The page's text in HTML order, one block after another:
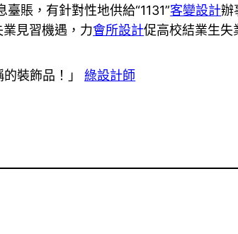
賬，有針對性地供給“1131”客變設計辦
見習機遇，力會所設計促高校結業生失
的裝飾品！」綠設計師